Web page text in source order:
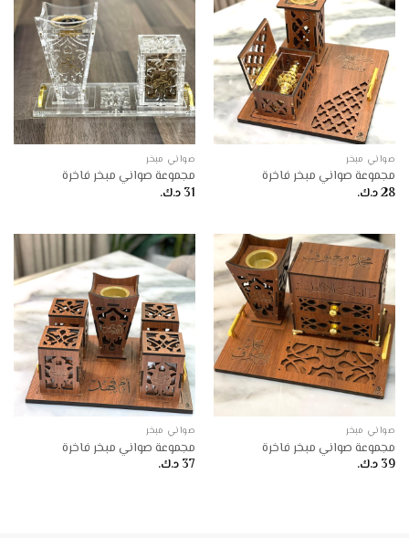
صواني مبخر
مجموعة صواني مبخر فاخرة
28د.ك.
صواني مبخر
مجموعة صواني مبخر فاخرة
31د.ك.
صواني مبخر
مجموعة صواني مبخر فاخرة
39د.ك.
صواني مبخر
مجموعة صواني مبخر فاخرة
37د.ك.